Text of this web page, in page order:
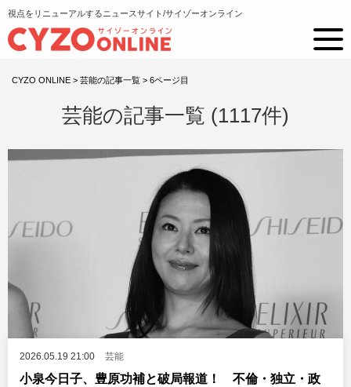
視点をリニューアルするニュースサイト/サイゾーオンライン
CYZO ONLINE > 芸能の記事一覧 > 6ページ目
芸能の記事一覧 (1117件)
2026.05.19 21:00 芸能
小泉今日子、豊原功補と破局報道！ 不倫・独立・政